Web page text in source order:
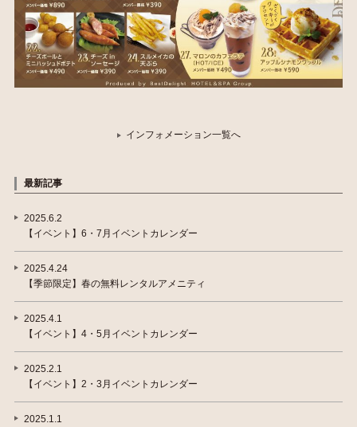
インフォメーション一覧へ
最新記事
2025.6.2
【イベント】6・7月イベントカレンダー
2025.4.24
【季節限定】春の無料レンタルアメニティ
2025.4.1
【イベント】4・5月イベントカレンダー
2025.2.1
【イベント】2・3月イベントカレンダー
2025.1.1